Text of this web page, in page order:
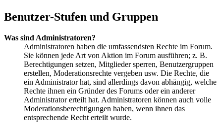
Benutzer-Stufen und Gruppen
Was sind Administratoren?
Administratoren haben die umfassendsten Rechte im Forum.
Sie können jede Art von Aktion im Forum ausführen; z. B.
Berechtigungen setzen, Mitglieder sperren, Benutzergruppen
erstellen, Moderationsrechte vergeben usw. Die Rechte, die
ein Administrator hat, sind allerdings davon abhängig, welche
Rechte ihnen ein Gründer des Forums oder ein anderer
Administrator erteilt hat. Administratoren können auch volle
Moderationsberechtigungen haben, wenn ihnen das
entsprechende Recht erteilt wurde.